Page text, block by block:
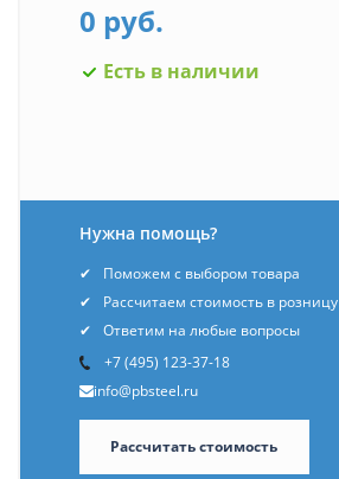
0 руб.
Есть в наличии
Нужна помощь?
Поможем с выбором товара
Рассчитаем стоимость в розницу
Ответим на любые вопросы
+7 (495) 123-37-18
info@pbsteel.ru
Рассчитать стоимость